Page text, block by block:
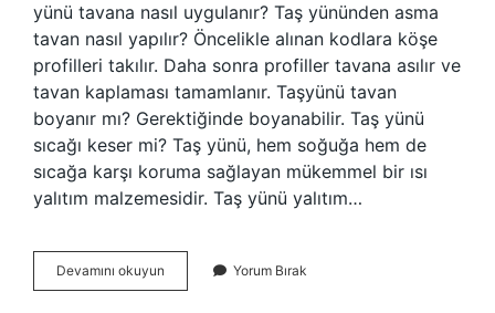
yünü tavana nasıl uygulanır? Taş yününden asma
tavan nasıl yapılır? Öncelikle alınan kodlara köşe
profilleri takılır. Daha sonra profiller tavana asılır ve
tavan kaplaması tamamlanır. Taşyünü tavan
boyanır mı? Gerektiğinde boyanabilir. Taş yünü
sıcağı keser mi? Taş yünü, hem soğuğa hem de
sıcağa karşı koruma sağlayan mükemmel bir ısı
yalıtım malzemesidir. Taş yünü yalıtım…
Devamını okuyun
Yünü
Yorum Bırak